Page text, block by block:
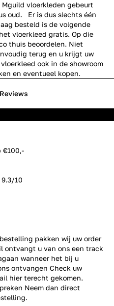
vloerkleden gebeurt
oud. Er is dus slechts één
besteld is de volgende
vloerkleed gratis. Op die
thuis beoordelen. Niet
terug en u krijgt uw
ook in de showroom
en eventueel kopen.
€100,-
10
Reviews
pakken wij uw order
ontvangt u van ons een track
wanneer het bij u
ontvangen Check uw
hier terecht gekomen.
Neem dan direct